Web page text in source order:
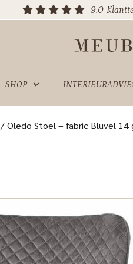
9.0
SHOP
/Oledo Stoel – fabric Bluvel 14